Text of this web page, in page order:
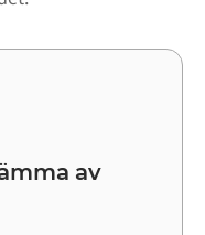
av